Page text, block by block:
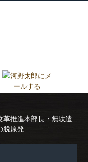
革推進本部長・無駄遣
脱原発